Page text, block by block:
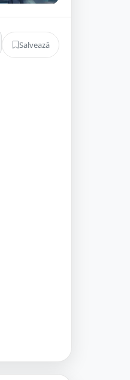
Salvează